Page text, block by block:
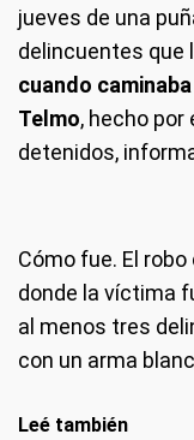
jueves de una
delincuentes que
cuando
Telmo, hecho
detenidos,
Cómo fue. El
donde la víctima
al menos tres
con un arma
Leé también